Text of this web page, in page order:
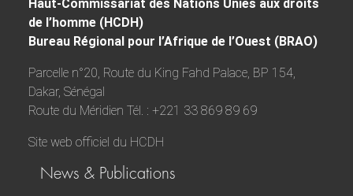
Haut-Commissariat des Nations Unies aux droits
de l’homme (HCDH)
Bureau Régional pour l’Afrique de l’Ouest (BRAO)
Parcelle n°20, Route du King Fahd Palace, BP 154,
Dakar, Sénégal
Route du Méridien Tél. : +221 33 869 89 69
Site web officiel du HCDH
News & Publications